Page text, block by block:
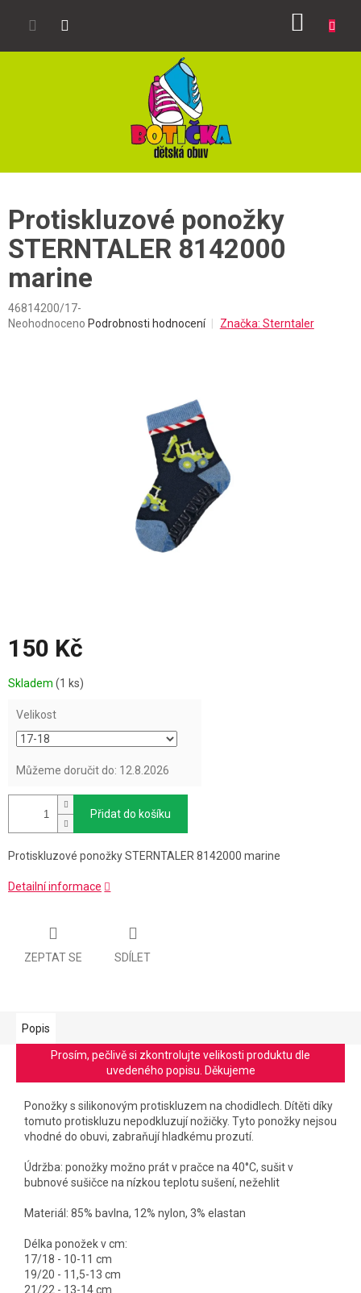
Protiskluzové ponožky
STERNTALER 8142000
marine
46814200/17-
Průměrné
Neohodnoceno Podrobnosti hodnocení Značka: Sterntaler
150 Kč
cena:
Skladem (1 ks)
Velikost
Můžeme doručit do: 12.8.2026
Přidat do košíku
Protiskluzové ponožky STERNTALER 8142000 marine
Detailní informace
ZEPTAT SE SDÍLET
Popis
Prosím, pečlivě si zkontrolujte velikosti produktu dle
uvedeného popisu. Děkujeme
Ponožky s silikonovým protiskluzem na chodidlech. Dítěti díky
tomuto protiskluzu nepodkluzují nožičky. Tyto ponožky nejsou
vhodné do obuvi, zabraňují hladkému prozutí.
Údržba: ponožky možno prát v pračce na 40°C, sušit v
bubnové sušičce na nízkou teplotu sušení, nežehlit
Materiál: 85% bavlna, 12% nylon, 3% elastan
Délka ponožek v cm:
17/18 - 10-11 cm
19/20 - 11,5-13 cm
21/22 - 13-14 cm